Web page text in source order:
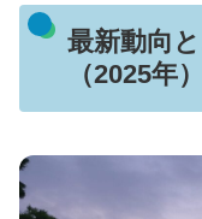
最新動向
（2025年）